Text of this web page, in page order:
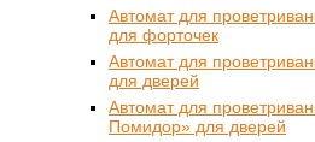
Автомат для
для форточек
Автомат для
для дверей
Автомат для
Помидор» для дверей